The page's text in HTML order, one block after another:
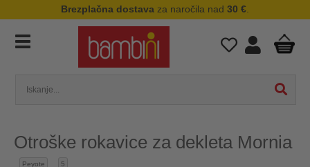
Brezplačna dostava za naročila nad 30 €
Otroške rokavice za dekleta Mornia
Peyote 5